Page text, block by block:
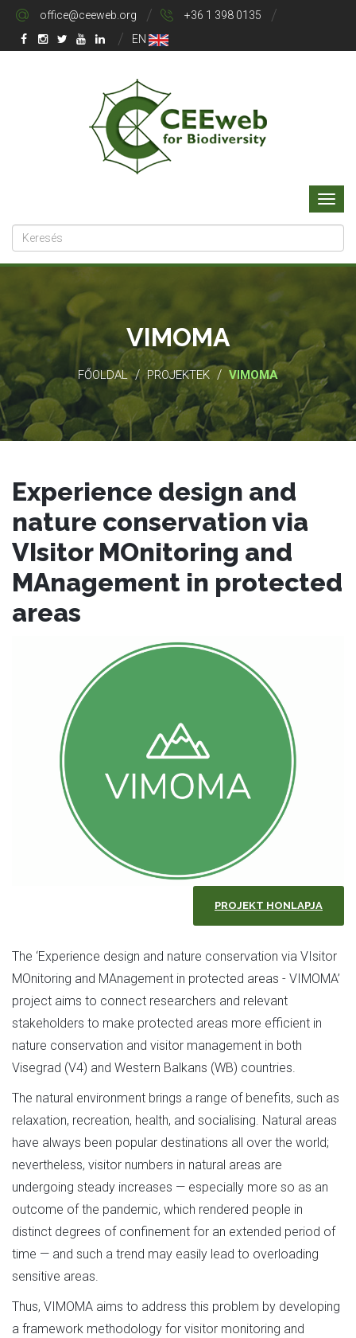
office@ceeweb.org
+36 1 398 0135
EN
VIMOMA
FŐOLDAL / PROJEKTEK / VIMOMA
Experience design and
nature conservation via
VIsitor MOnitoring and
MAnagement in protected
areas
PROJEKT HONLAPJA
The ‘Experience design and nature conservation via VIsitor
MOnitoring and MAnagement in protected areas - VIMOMA’
project aims to connect researchers and relevant
stakeholders to make protected areas more efficient in
nature conservation and visitor management in both
Visegrad (V4) and Western Balkans (WB) countries.
The natural environment brings a range of benefits, such as
relaxation, recreation, health, and socialising. Natural areas
have always been popular destinations all over the world;
nevertheless, visitor numbers in natural areas are
undergoing steady increases — especially more so as an
outcome of the pandemic, which rendered people in
distinct degrees of confinement for an extended period of
time — and such a trend may easily lead to overloading
sensitive areas.
Thus, VIMOMA aims to address this problem by developing
a framework methodology for visitor monitoring and